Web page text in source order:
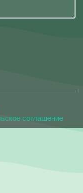
соглашение